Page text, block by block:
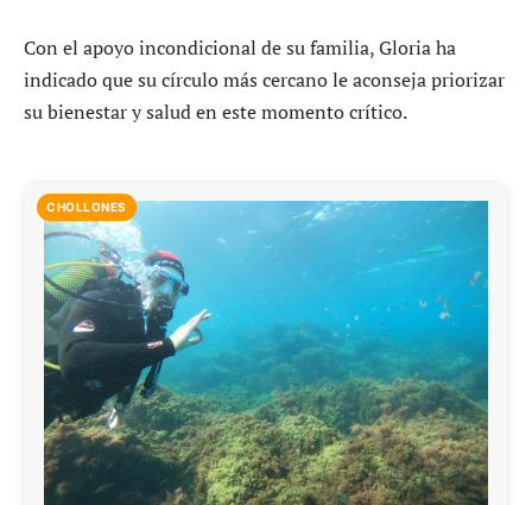
Con el apoyo incondicional de su familia, Gloria ha
indicado que su círculo más cercano le aconseja priorizar
su bienestar y salud en este momento crítico.
CHOLLONES